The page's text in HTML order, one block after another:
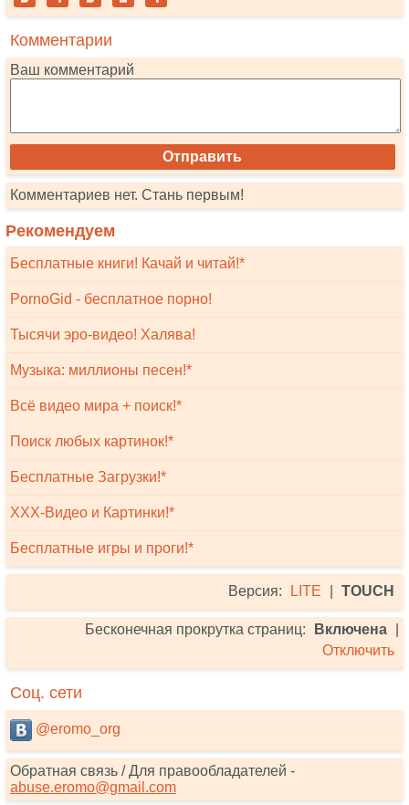
Комментарии
Ваш комментарий
Комментариев нет. Стань первым!
Рекомендуем
Бесплатные книги! Качай и читай!*
PornoGid - бесплатное порно!
Тысячи эро-видео! Халява!
Музыка: миллионы песен!*
Всё видео мира + поиск!*
Поиск любых картинок!*
Бесплатные Загрузки!*
XXX-Видео и Картинки!*
Бесплатные игры и проги!*
Версия: LITE TOUCH
Бесконечная прокрутка страниц: Включена
Отключить
Соц. сети
@eromo_org
Обратная связь / Для правообладателей -
abuse.eromo@gmail.com